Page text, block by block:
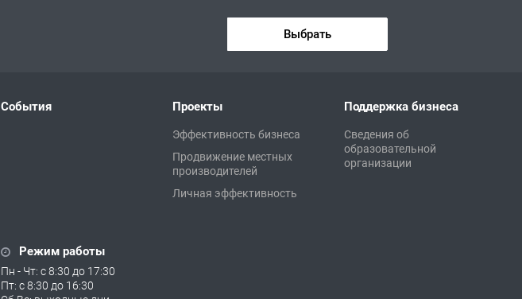
Выбрать
События Проекты
Эффективность бизнеса
Продвижение местных
производителей
Личная эффективность
Поддержка бизнеса
Сведения об
образовательной
организации
Режим работы
Пн - Чт: с 8:30 до 17:30
Пт: с 8:30 до 16:30